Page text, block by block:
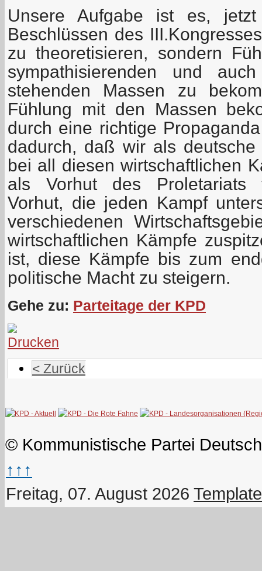
Unsere Aufgabe ist es,
Beschlüssen des
zu theoretisieren, sondern
sympathisierenden und
stehenden Massen zu
Fühlung mit den Massen
durch eine richtige
dadurch, daß wir als deutsche
bei all diesen wirtschaftlichen
als Vorhut des Proletariats
Vorhut, die jeden Kampf
verschiedenen
wirtschaftlichen Kämpfe
ist, diese Kämpfe bis zum
politische Macht zu steigern.
Gehe zu: Parteitage der KPD
< Zurück
© Kommunistische Partei
↑↑↑
Freitag, 07. August 2026